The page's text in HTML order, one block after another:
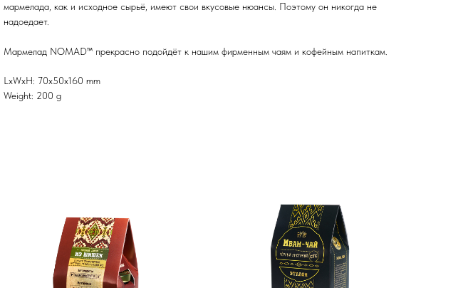
мармелада, как и исходное сырьё, имеют свои вкусовые нюансы. Поэтому он никогда не
надоедает.
Мармелад NOMAD™ прекрасно подойдёт к нашим фирменным чаям и кофейным напиткам.
LxWxH: 70x50x160 mm
Weight: 200 g